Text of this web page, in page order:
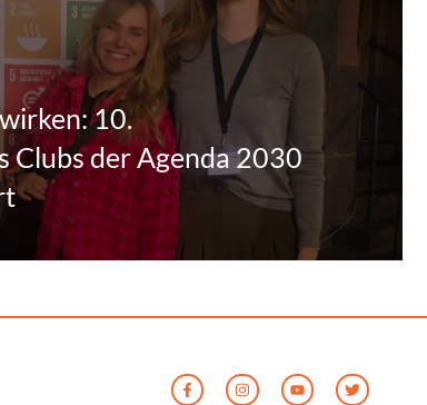
10.
Clubs der Agenda 2030